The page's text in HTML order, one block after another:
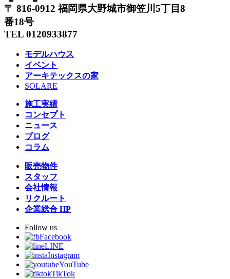
〒 816-0912 福岡県大野城市御笠川5丁目8
番18号
TEL 0120933877
モデルハウス
イベント
アーキテックスの家
SOLARE
施工実績
コンセプト
ニュース
ブログ
コラム
販売物件
スタッフ
会社情報
リクルート
企業総合 HP
Follow us
Facebook
LINE
Instagram
YouTube
TikTok